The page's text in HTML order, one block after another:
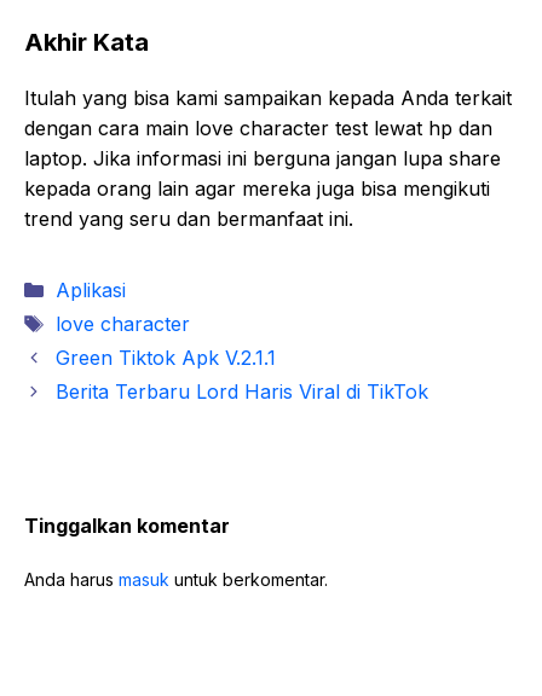
Akhir Kata
Itulah yang bisa kami sampaikan kepada Anda terkait
dengan cara main love character test lewat hp dan
laptop. Jika informasi ini berguna jangan lupa share
kepada orang lain agar mereka juga bisa mengikuti
trend yang seru dan bermanfaat ini.
Kategori
Aplikasi
Tag
love character
Green Tiktok Apk V.2.1.1
Berita Terbaru Lord Haris Viral di TikTok
Tinggalkan komentar
Anda harus masuk untuk berkomentar.